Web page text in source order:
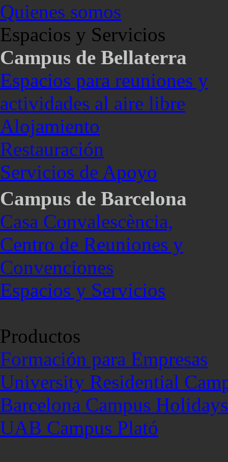
Quienes somos
Espacios y Servicios
Campus de Bellaterra
Espacios para reuniones y
actividades al aire libre
Alojamiento
Restauración
Servicios de Apoyo
Campus de Barcelona
Casa Convalescència,
Centro de Reuniones y
Convenciones
Espacios y Servicios
Productos
Formación para Empresas
University Residential
Barcelona Campus Holidays
UAB Campus Plató